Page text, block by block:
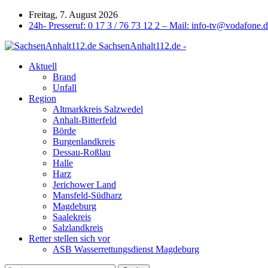
Freitag, 7. August 2026
24h- Presseruf: 0 17 3 / 76 73 12 2 – Mail: info-
SachsenAnhalt112.de -
Aktuell
Brand
Unfall
Region
Altmarkkreis Salzwedel
Anhalt-Bitterfeld
Börde
Burgenlandkreis
Dessau-Roßlau
Halle
Harz
Jerichower Land
Mansfeld-Südharz
Magdeburg
Saalekreis
Salzlandkreis
Retter stellen sich vor
ASB Wasserrettungsdienst Magdeburg